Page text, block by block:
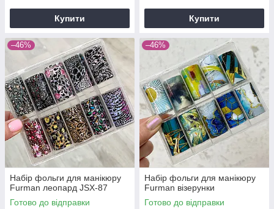
Купити Купити
–46%
Набір фольги для манікюру
Furman леопард JSX-87
Готово до відправки
–46%
Набір фольги для манікюру
Furman візерунки
Готово до відправки